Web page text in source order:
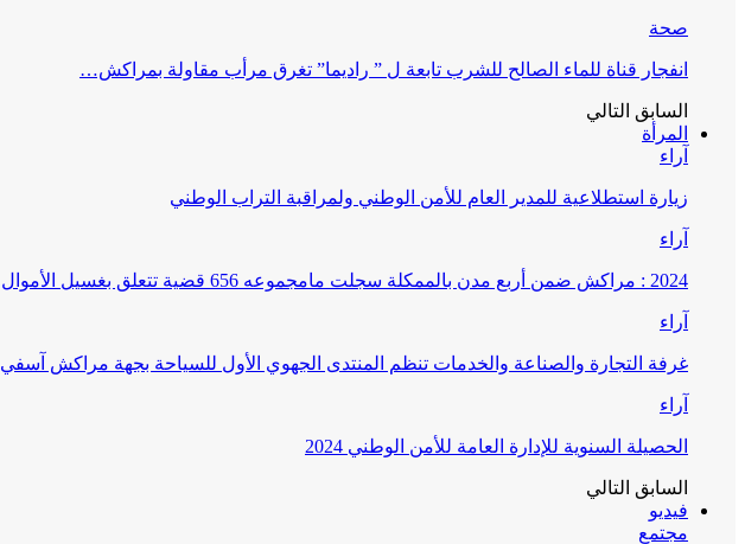
صحة
انفجار قناة للماء الصالح للشرب تابعة ل ” راديما” تغرق مرأب مقاولة بمراكش…
السابق التالي
المرأة
آراء
زيارة استطلاعية للمدير العام للأمن الوطني ولمراقبة التراب الوطني
آراء
2024 : مراكش ضمن أربع مدن بالممكلة سجلت مامجموعه 656 قضية تتعلق بغسيل الأموال
آراء
غرفة التجارة والصناعة والخدمات تنظم المنتدى الجهوي الأول للسياحة بجهة مراكش آسفي
آراء
الحصيلة السنوية للإدارة العامة للأمن الوطني 2024
السابق التالي
فيديو
مجتمع